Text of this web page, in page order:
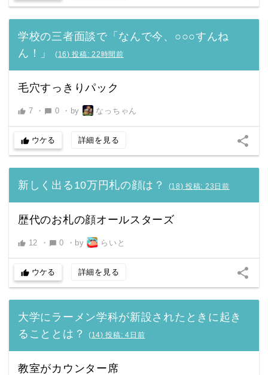
学校の三者面談で「なんで今、○○○すんね
ん！」
(16)投稿: 22時間前
毛穴すっきりパック
thumb_up 7 ・ chat_bubble 0 ・ by なっちゃん
thumb_up ウケる 詳細を見る share
新しく出る10万円札の顔は？ (18)投稿: 23日前
歴代のお札の顔オールスターズ
thumb_up 12 ・ chat_bubble 0 ・ by らいと
thumb_up ウケる 詳細を見る share
大学にラーメン学科が新設されたときに起き
ることとは？
(14)投稿: 4日前
教室がカウンター席